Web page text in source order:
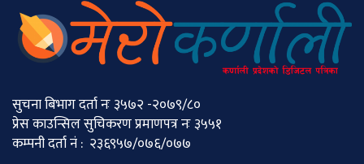
सुचना बिभाग दर्ता नः ३५७२ -२०७९/८०
प्रेस काउन्सिल सुचिकरण प्रमाणपत्र नः ३५५१
कम्पनी दर्ता नं : २३६९५७/०७६/०७७